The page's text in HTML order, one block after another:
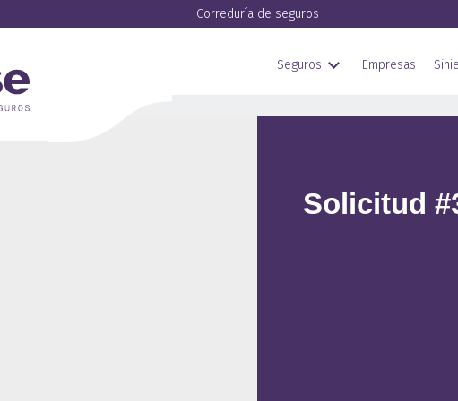
Correduría de seguros
Seguros Empresas
Solicitud